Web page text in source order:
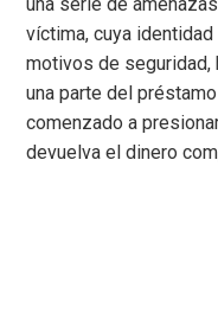
víctima, cuya
motivos de seguridad,
una parte del
comenzado a
devuelva el dinero